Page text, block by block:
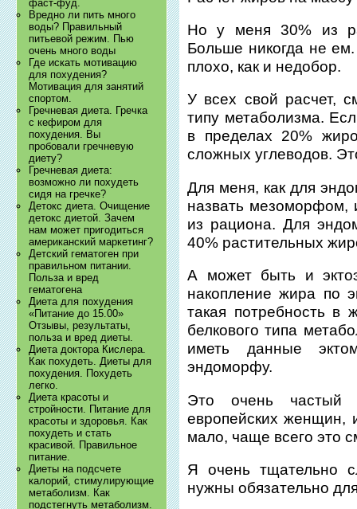
фаст-фуд.
Вредно ли пить много
воды? Правильный
питьевой режим. Пью
очень много воды
Где искать мотивацию
для похудения?
Мотивация для занятий
спортом.
Гречневая диета. Гречка
с кефиром для
похудения. Вы
пробовали гречневую
диету?
Гречневая диета:
возможно ли похудеть
сидя на гречке?
Детокс диета. Очищение
детокс диетой. Зачем
нам может пригодиться
американский маркетинг?
Детский гематоген при
правильном питании.
Польза и вред
гематогена
Диета для похудения
«Питание до 15.00»
Отзывы, результаты,
польза и вред диеты.
Диета доктора Кислера.
Как похудеть. Диеты для
похудения. Похудеть
легко.
Диета красоты и
стройности. Питание для
красоты и здоровья. Как
похудеть и стать
красивой. Правильное
питание.
Диеты на подсчете
калорий, стимулирующие
метаболизм. Как
подстегнуть метаболизм.
Но у меня 30% из
Больше никогда не
плохо, как и недобор.
У всех свой расчет,
типу метаболизма.
в пределах 20%
сложных углеводов.
Для меня, как для
назвать мезоморфом,
из рациона. Для
40% растительных
А может быть и
накопление жира по
такая потребность в
белкового типа
иметь данные
эндоморфу.
Это очень
европейских женщин,
мало, чаще всего это
Я очень тщательно
нужны обязательно